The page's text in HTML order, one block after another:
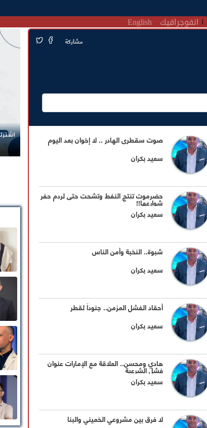
انفوجرافيك English
مشاركة
صوت سقطرى الهادر .. لا إخوان بعد اليوم
سعيد بكران
حضرموت تنتج النفط وتشحت حتى لردم حفر
شوارعها!!
سعيد بكران
شبوة.. النخبة وأمن الناس
سعيد بكران
أحقاد الفشل المزمن.. جنوداً لقطر
سعيد بكران
هادي ومحسن.. العلاقة مع الإمارات عنوان
فشل الشرعية
سعيد بكران
لا فرق بين مشروعي الخميني والبنا